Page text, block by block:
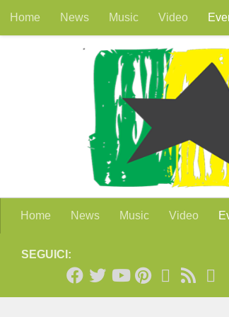
Salta al contenuto
Home News Music Video
Home News Music Video
SEGUICI: